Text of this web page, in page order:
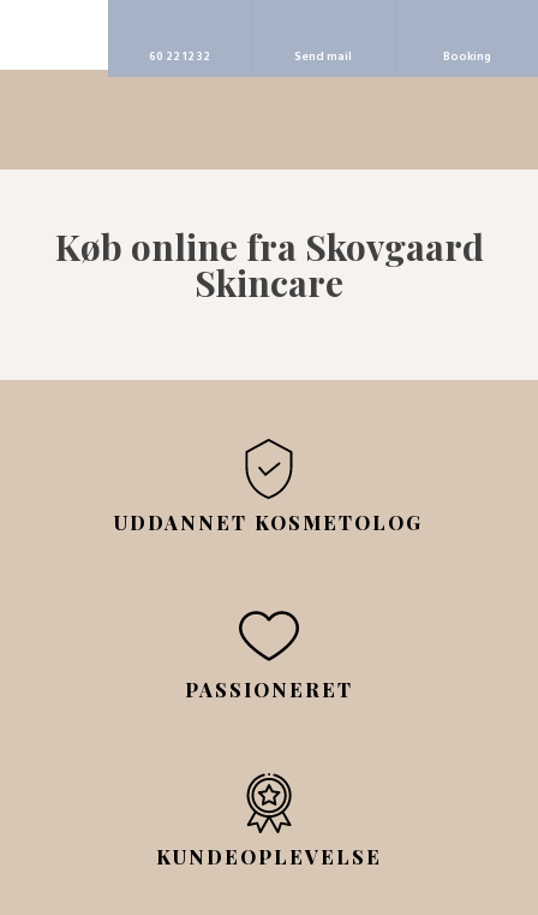
60 22 12 32 Send mail Booking
Køb online fra S​kovgaard
Skincare
UDDANNET KOSMETOLOG
PASSIONERET
KUNDEOPLEVELSE